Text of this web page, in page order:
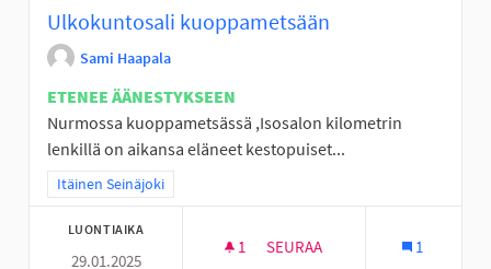
Ulkokuntosali kuoppametsään
Sami Haapala
ETENEE ÄÄNESTYKSEEN
Nurmossa kuoppametsässä ,Isosalon kilometrin
lenkillä on aikansa eläneet kestopuiset...
Rajaa tulokset teeman mukaan: Itäinen Seinäjoki
Itäinen Seinäjoki
LUONTIAIKA
29.01.2025
1 1 SEURAAJA
SEURAA 1